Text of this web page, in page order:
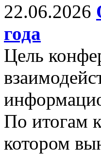
22.06.2026
года
Цель
По итогам
котором